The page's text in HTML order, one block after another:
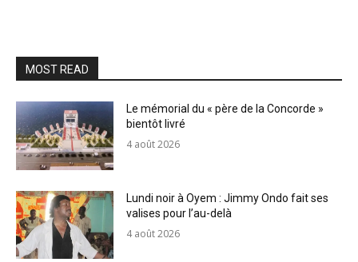
MOST READ
Le mémorial du « père de la Concorde »
bientôt livré
4 août 2026
Lundi noir à Oyem : Jimmy Ondo fait ses
valises pour l’au-delà
4 août 2026